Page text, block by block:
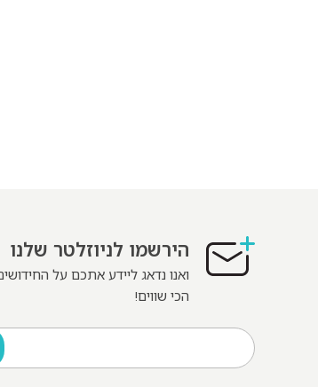
הירשמו לניוזלטר שלנו
ואנו נדאג ליידע אתכם על
הכי שווים!